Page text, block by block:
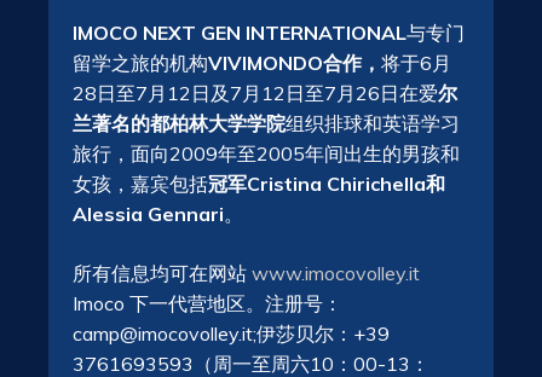
IMOCO NEXT GEN INTERNATIONAL与专门
留学之旅的机构VIVIMONDO合作， 将于6月
28日至7月12日及7月12日至7月26日在爱尔
兰著名的都柏林大学学院组织排球和英语学习
旅行，面向2009年至2005年间出生的男孩和
女孩，嘉宾包括冠军Cristina Chirichella和
Alessia Gennari。
所有信息均可在网站 www.imocovolley.it
Imoco 下一代营地区。注册号：
camp@imocovolley.it;伊莎贝尔：+39
3761693593（周一至周六10：00-13：